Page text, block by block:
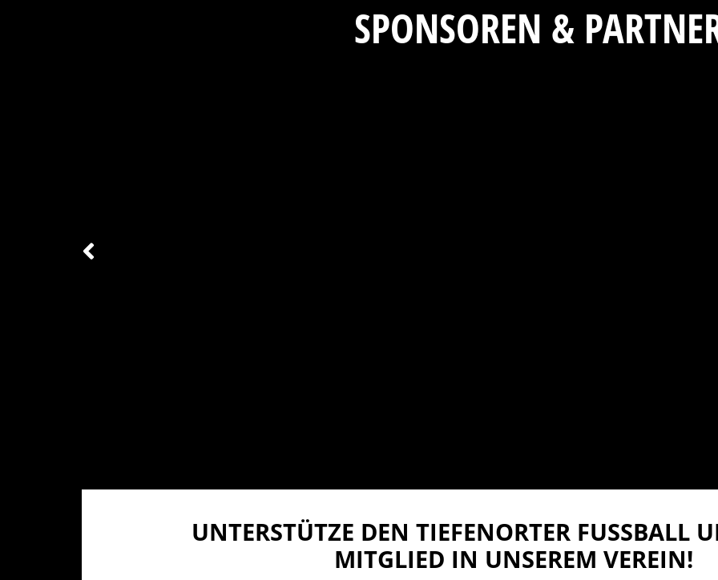
SPONSOREN &
UNTERSTÜTZE DEN TIEFENORTER FUSSBALL
ITGLIED IN UNSEREM VEREIN!